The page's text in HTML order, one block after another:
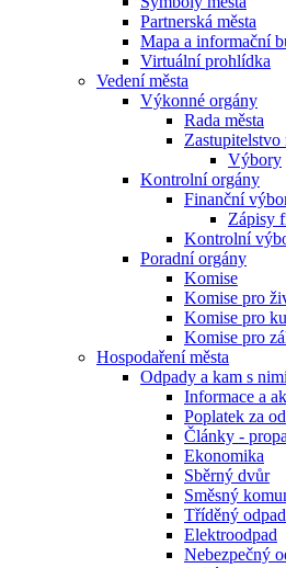
Partnerská města
Mapa a informační
Virtuální prohlídka
Vedení města
Výkonné orgány
Rada města
Zastupitelstvo
Výbory
Kontrolní orgány
Finanční
Zápisy
Kontrolní
Poradní orgány
Komise
Komise pro
Komise pro
Komise pro
Hospodaření města
Odpady a kam s nimi
Informace a
Poplatek za
Články -
Ekonomika
Sběrný dvůr
Směsný
Tříděný odpad
Elektroodpad
Nebezpečný